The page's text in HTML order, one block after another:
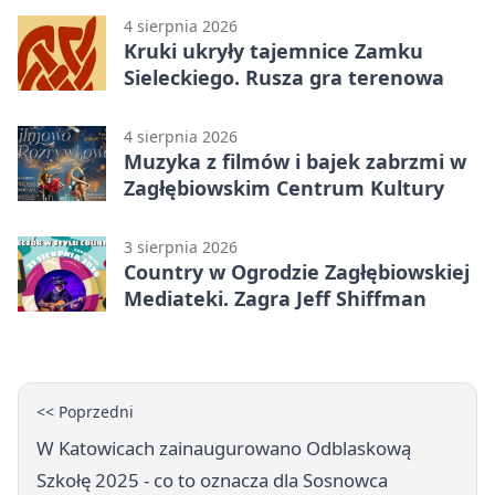
4 sierpnia 2026
Kruki ukryły tajemnice Zamku
Sieleckiego. Rusza gra terenowa
4 sierpnia 2026
Muzyka z filmów i bajek zabrzmi w
Zagłębiowskim Centrum Kultury
3 sierpnia 2026
Country w Ogrodzie Zagłębiowskiej
Mediateki. Zagra Jeff Shiffman
<< Poprzedni
W Katowicach zainaugurowano Odblaskową
Szkołę 2025 - co to oznacza dla Sosnowca